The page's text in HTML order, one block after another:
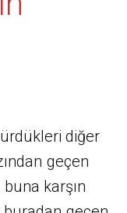
diğer
geçen
karşın